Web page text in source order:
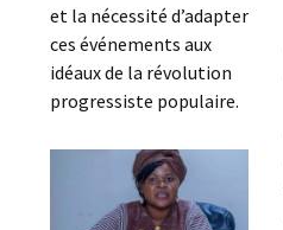
et la nécessité d’adapter
ces événements aux
idéaux de la révolution
progressiste populaire.